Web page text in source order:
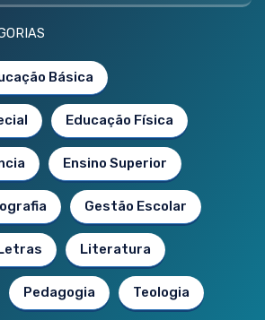
Básica
Educação Física
Ensino Superior
Gestão Escolar
Literatura
Pedagogia Teologia